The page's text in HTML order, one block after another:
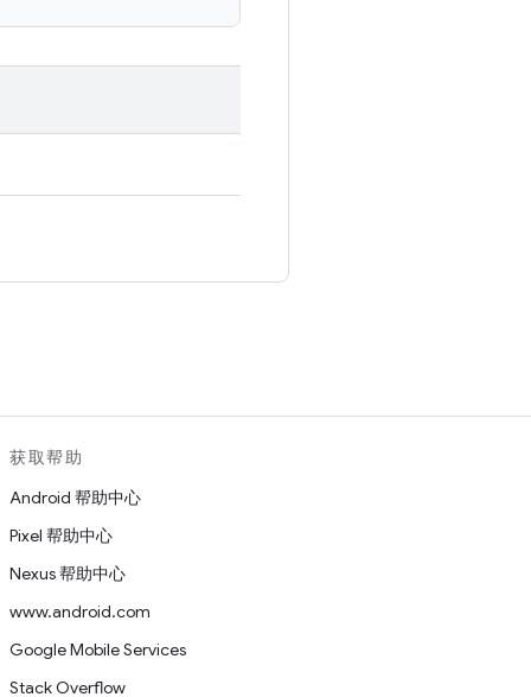
获取帮助
Android 帮助中心
Pixel 帮助中心
Nexus 帮助中心
www.android.com
Google Mobile Services
Stack Overflow